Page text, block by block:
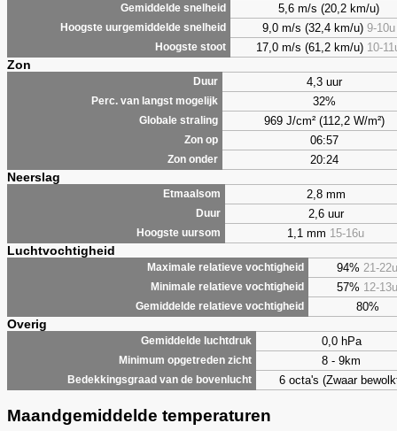
Gemiddelde snelheid 5,6 m/s (20,2 km/u)
Hoogste uurgemiddelde snelheid 9,0 m/s (32,4 km/u) 9-10u
Hoogste stoot 17,0 m/s (61,2 km/u) 10-
Zon
Duur 4,3 uur
Perc. van langst mogelijk 32%
Globale straling 969 J/cm² (112,2 W/m²)
Zon op 06:57
Zon onder 20:24
Neerslag
Etmaalsom 2,8 mm
Duur 2,6 uur
Hoogste uursom 1,1 mm 15-16u
Luchtvochtigheid
Maximale relatieve vochtigheid 94% 21-22u
Minimale relatieve vochtigheid 57% 12-13u
Gemiddelde relatieve vochtigheid 80%
Overig
Gemiddelde luchtdruk 0,0 hPa
Minimum opgetreden zicht 8 - 9km
Bedekkingsgraad van de bovenlucht 6 octa's (Zwaar
Maandgemiddelde temperaturen